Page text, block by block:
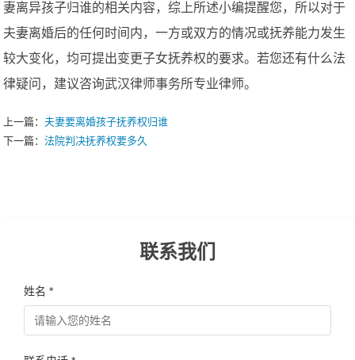
妻离异孩子归谁的相关内容，综上所述小编提醒您，所以对于
夫妻离婚后的任何时间内，一方或双方的情况或抚养能力发生
较大变化，均可提出变更子女抚养权的要求。若您还有什么法
律疑问，建议咨询武汉律师事务所专业律师。
上一篇：夫妻要离婚孩子抚养权归谁
下一篇：法院判决抚养权要多久
联系我们
姓名 *